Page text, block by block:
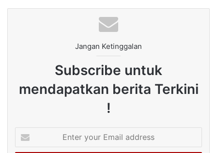
Jangan Ketinggalan
Subscribe untuk
mendapatkan berita Terkini
!
your